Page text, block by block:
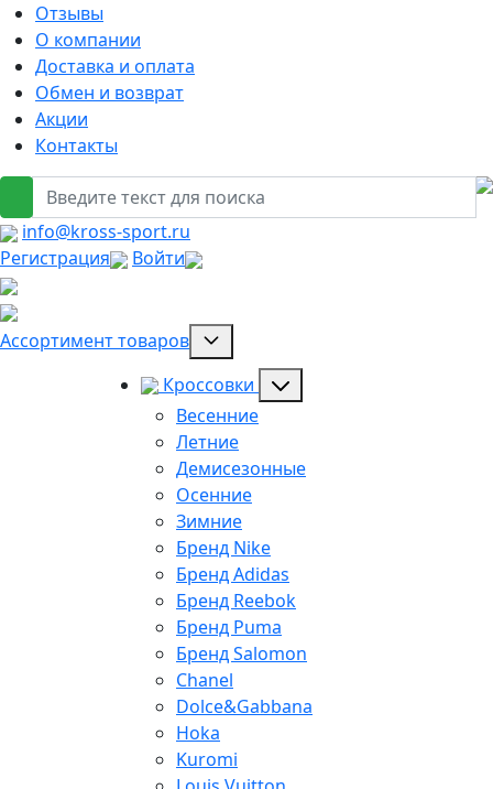
Отзывы
О компании
Доставка и оплата
Обмен и возврат
Акции
Контакты
info@kross-sport.ru
Регистрация
Войти
Ассортимент товаров
Кроссовки
Весенние
Летние
Демисезонные
Осенние
Зимние
Бренд Nike
Бренд Adidas
Бренд Reebok
Бренд Puma
Бренд Salomon
Chanel
Dolce&Gabbana
Hoka
Kuromi